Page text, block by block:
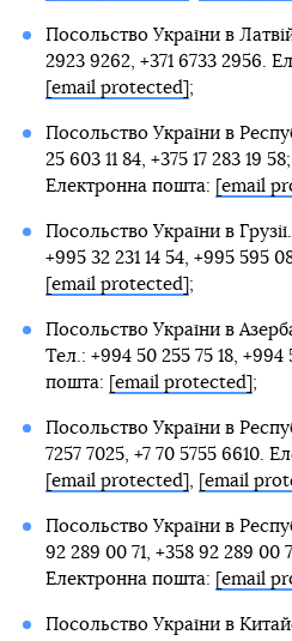
Посольство України в
2923 9262, +371 6733 2956.
[email protected] ;
Посольство України в
25 603 11 84, +375 17 283 19
Електронна пошта:
[email
Посольство України в
+995 32 231 14 54, +995 595
[email protected] ;
Посольство України в
Тел.: +994 50 255 75 18,
пошта:
[email protected] ;
Посольство України в
7257 7025, +7 70 5755 6610.
[email protected] , [email
Посольство України в
92 289 00 71, +358 92 289 00
Електронна пошта:
[email
Посольство України в